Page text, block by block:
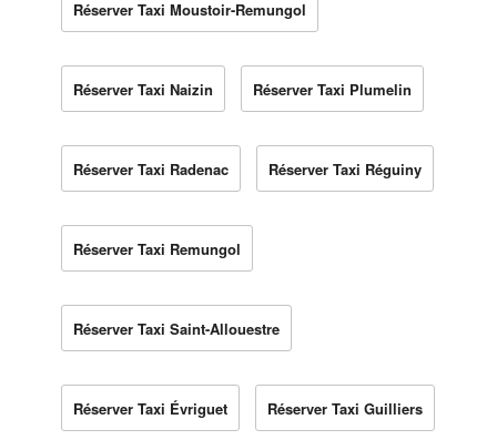
Réserver Taxi Moustoir-Remungol
Réserver Taxi Naizin Réserver Taxi Plumelin
Réserver Taxi Radenac Réserver Taxi Réguiny
Réserver Taxi Remungol
Réserver Taxi Saint-Allouestre
Réserver Taxi Évriguet Réserver Taxi Guilliers